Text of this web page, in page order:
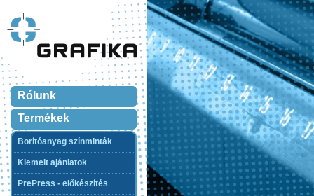
Rólunk
Termékek
Borítóanyag színminták
Kiemelt ajánlatok
PrePress - előkészítés